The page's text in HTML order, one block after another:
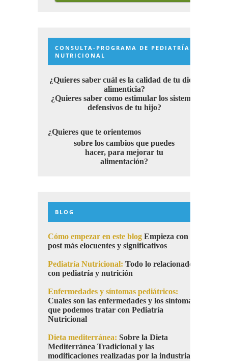
CONSULTA-PROGRAMA DE PEDIATRÍA
NUTRICIONAL
¿Quieres saber cuál es la calidad de tu dieta
alimenticia?
¿Quieres saber como estimular los sistemas
defensivos de tu hijo?
¿Quieres que te orientemos
sobre los cambios que puedes
hacer, para mejorar tu
alimentación?
BLOG
Cómo empezar en este blog Empieza con los
post más elocuentes y significativos
Pediatría Nutricional: Todo lo relacionado
con pediatría y nutrición
Enfermedades y síntomas pediátricos:
Cuales son las enfermedades y los síntomas
que podemos tratar con Pediatría
Nutricional
Dieta mediterránea: Sobre la Dieta
Mediterránea Tradicional y las
modificaciones realizadas por la industria